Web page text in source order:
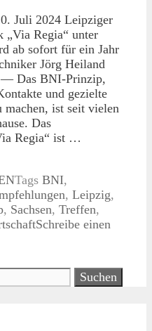
Juli 2024 Leipziger
„Via Regia“ unter
ab sofort für ein Jahr
Jörg Heiland
— Das BNI-Prinzip,
und gezielte
machen, ist seit vielen
Das
Regia“ ist …
Tags BNI,
, Leipzig,
, Sachsen, Treffen,
Schreibe einen